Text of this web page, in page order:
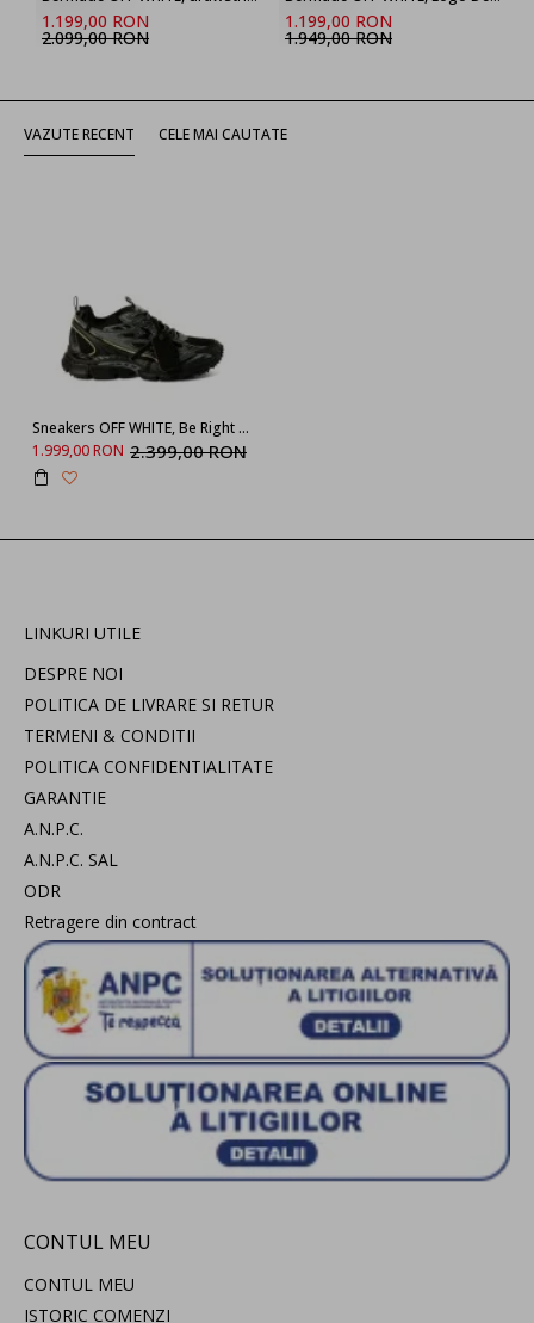
1.199,00 RON
2.099,00 RON
1.199,00 RON
1.949,00 RON
VAZUTE RECENT CELE MAI CAUTATE
Sneakers OFF WHITE, Be Right Back, Black
1.999,00 RON 2.399,00 RON
LINKURI UTILE
DESPRE NOI
POLITICA DE LIVRARE SI RETUR
TERMENI & CONDITII
POLITICA CONFIDENTIALITATE
GARANTIE
A.N.P.C.
A.N.P.C. SAL
ODR
Retragere din contract
CONTUL MEU
CONTUL MEU
ISTORIC COMENZI